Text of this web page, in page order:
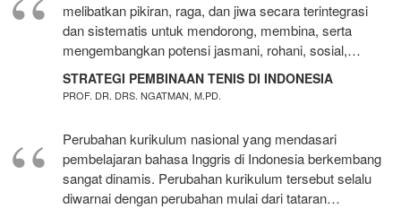
melibatkan pikiran, raga, dan jiwa secara terintegrasi
dan sistematis untuk mendorong, membina, serta
mengembangkan potensi jasmani, rohani, sosial,…
STRATEGI PEMBINAAN TENIS DI INDONESIA
PROF. DR. DRS. NGATMAN, M.PD.
Perubahan kurikulum nasional yang mendasari
pembelajaran bahasa Inggris di Indonesia berkembang
sangat dinamis. Perubahan kurikulum tersebut selalu
diwarnai dengan perubahan mulai dari tataran…